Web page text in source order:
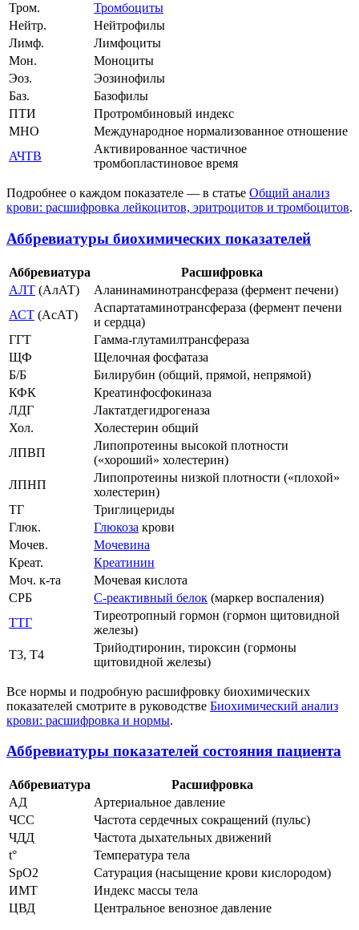
Тром.
Тромбоциты
Нейтр.
Нейтрофилы
Лимф.
Лимфоциты
Мон.
Моноциты
Эоз.
Эозинофилы
Баз.
Базофилы
ПТИ
Протромбиновый индекс
МНО
Международное нормализованное отношение
АЧТВ
Активированное частичное
тромбопластиновое время
Подробнее о каждом показателе — в статье Общий анализ
крови: расшифровка лейкоцитов, эритроцитов и тромбоцитов.
Аббревиатуры биохимических показателей
Аббревиатура
Расшифровка
АЛТ (АлАТ)
Аланинаминотрансфераза (фермент печени)
АСТ (АсАТ)
Аспартатаминотрансфераза (фермент печени
и сердца)
ГГТ
Гамма-глутамилтрансфераза
ЩФ
Щелочная фосфатаза
Б/Б
Билирубин (общий, прямой, непрямой)
КФК
Креатинфосфокиназа
ЛДГ
Лактатдегидрогеназа
Хол.
Холестерин общий
ЛПВП
Липопротеины высокой плотности
(«хороший» холестерин)
ЛПНП
Липопротеины низкой плотности («плохой»
холестерин)
ТГ
Триглицериды
Глюк.
Глюкоза крови
Мочев.
Мочевина
Креат.
Креатинин
Моч. к-та
Мочевая кислота
СРБ
С-реактивный белок (маркер воспаления)
ТТГ
Тиреотропный гормон (гормон щитовидной
железы)
Т3, Т4
Трийодтиронин, тироксин (гормоны
щитовидной железы)
Все нормы и подробную расшифровку биохимических
показателей смотрите в руководстве Биохимический анализ
крови: расшифровка и нормы.
Аббревиатуры показателей состояния пациента
Аббревиатура
Расшифровка
АД
Артериальное давление
ЧСС
Частота сердечных сокращений (пульс)
ЧДД
Частота дыхательных движений
t°
Температура тела
SpO2
Сатурация (насыщение крови кислородом)
ИМТ
Индекс массы тела
ЦВД
Центральное венозное давление